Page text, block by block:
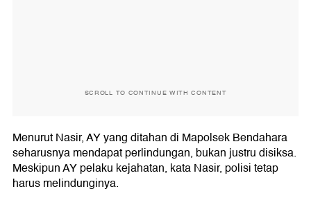
SCROLL TO CONTINUE WITH CONTENT
Menurut Nasir, AY yang ditahan di Mapolsek Bendahara
seharusnya mendapat perlindungan, bukan justru disiksa.
Meskipun AY pelaku kejahatan, kata Nasir, polisi tetap
harus melindunginya.